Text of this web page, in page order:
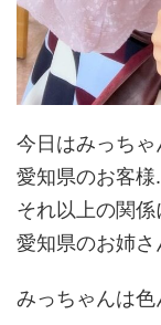
今日はみっち
愛知県のお客
それ以上の関
愛知県のお姉
みっちゃんは色